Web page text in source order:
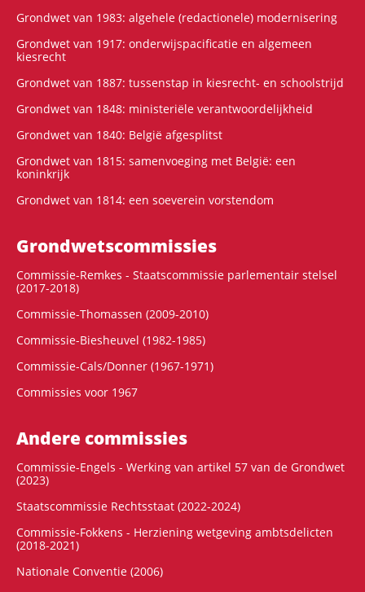
Grondwet van 1983: algehele (redactionele) modernisering
Grondwet van 1917: onderwijspacificatie en algemeen
kiesrecht
Grondwet van 1887: tussenstap in kiesrecht- en schoolstrijd
Grondwet van 1848: ministeriële verantwoordelijkheid
Grondwet van 1840: België afgesplitst
Grondwet van 1815: samenvoeging met België: een
koninkrijk
Grondwet van 1814: een soeverein vorstendom
Grondwets­commissies
Commissie-Remkes - Staatscommissie parlementair stelsel
(2017-2018)
Commissie-Thomassen (2009-2010)
Commissie-Biesheuvel (1982-1985)
Commissie-Cals/Donner (1967-1971)
Commissies voor 1967
Andere commissies
Commissie-Engels - Werking van artikel 57 van de Grondwet
(2023)
Staatscommissie Rechtsstaat (2022-2024)
Commissie-Fokkens - Herziening wetgeving ambtsdelicten
(2018-2021)
Nationale Conventie (2006)